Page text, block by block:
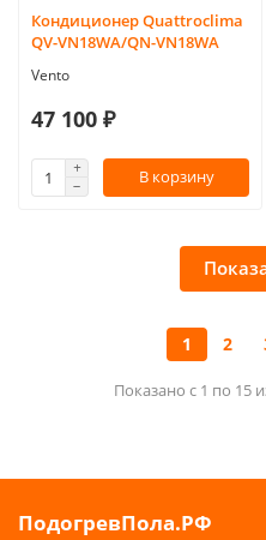
Кондиционер Quattroclima
QV-VN18WA/QN-VN18WA
Vento
47 100 ₽
В корзину
1 2
Показано с 1 по 15
ПодогревПола.РФ